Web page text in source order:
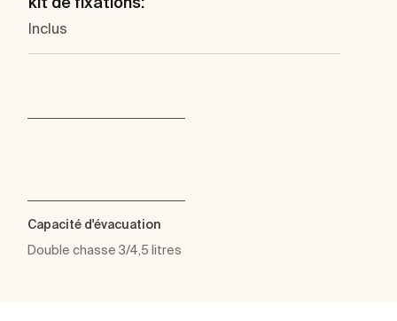
Inclus
Capacité d'évacuation
Double chasse 3/4,5 litres